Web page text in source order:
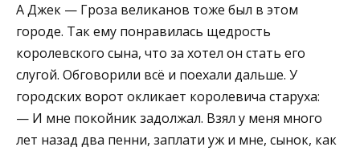
А Джек — Гроза великанов тоже был в этом
городе. Так ему понравилась щедрость
королевского сына, что за хотел он стать его
слугой. Обговорили всё и поехали дальше. У
городских ворот окликает королевича старуха:
— И мне покойник задолжал. Взял у меня много
лет назад два пенни, заплати уж и мне, сынок, как